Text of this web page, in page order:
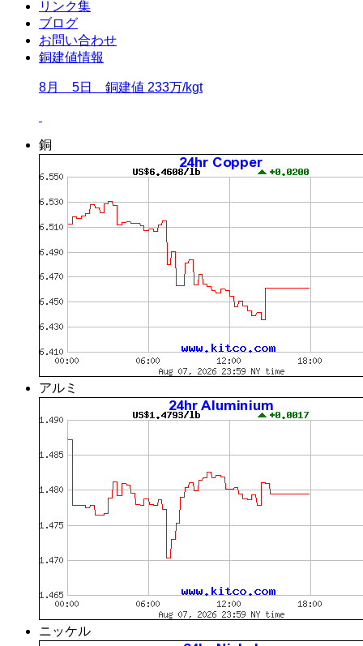
リンク集
ブログ
お問い合わせ
銅建値情報
8月 5日 銅建値 233万/kgt
銅
アルミ
ニッケル